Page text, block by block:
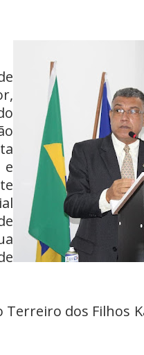
Terreiro dos Filhos